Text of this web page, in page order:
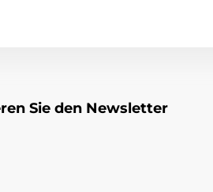
Sie den Newsletter